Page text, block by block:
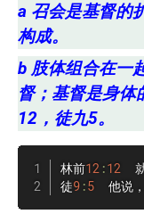
a 召会是基督的
构成。
b 肢体组合在一
督；基督是身
12，徒九5。
林前12 :12
徒9 :5
他说